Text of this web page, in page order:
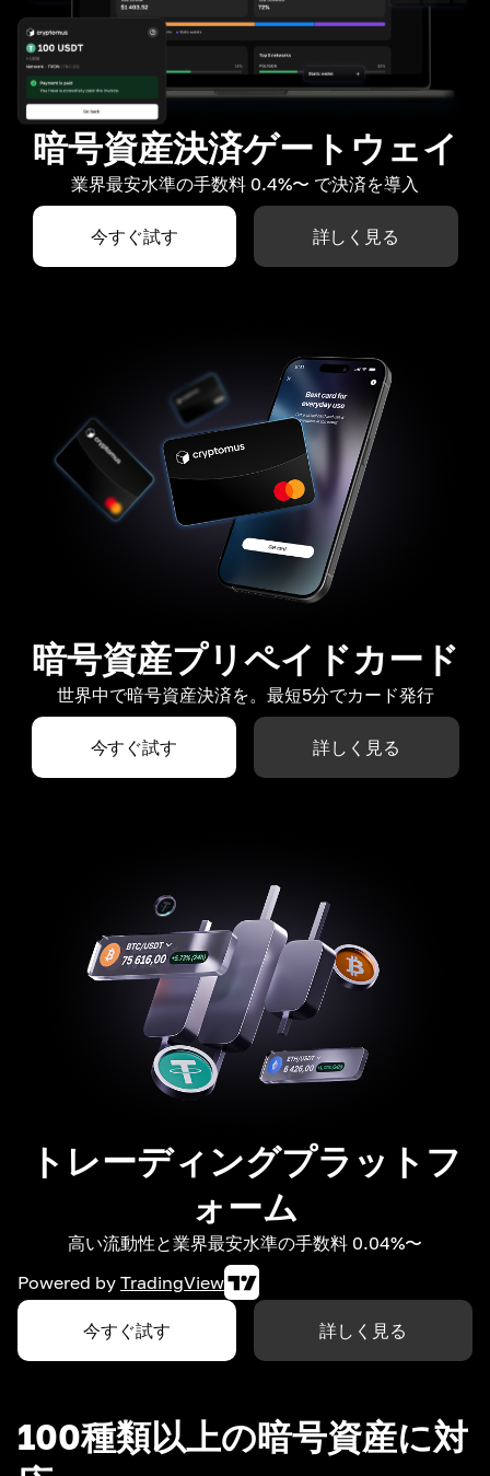
暗号資産決済ゲートウェイ
業界最安水準の手数料 0.4%〜 で決済を導入
今すぐ試す 詳しく見る
暗号資産プリペイドカード
世界中で暗号資産決済を。最短5分でカード発行
今すぐ試す 詳しく見る
トレーディングプラットフ
ォーム
高い流動性と業界最安水準の手数料 0.04%〜
Powered by TradingView
今すぐ試す 詳しく見る
100種類以上の暗号資産に対